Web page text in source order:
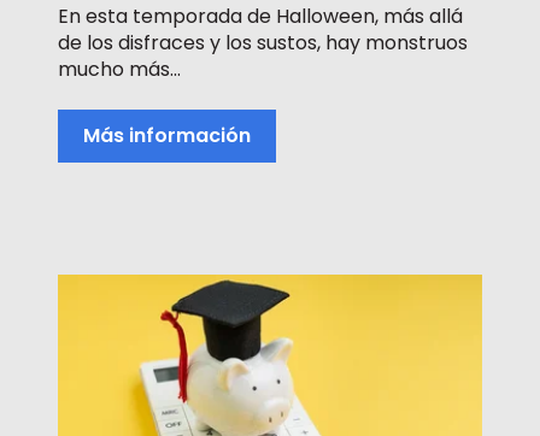
En esta temporada de Halloween, más allá
de los disfraces y los sustos, hay monstruos
mucho más...
Más información